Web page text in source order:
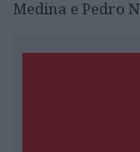
Medina e Pedro